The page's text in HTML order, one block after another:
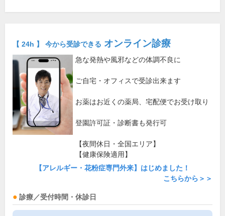
【 24h 】 今から受診できる オンライン診療
急な発熱や風邪などの体調不良に
ご自宅・オフィスで受診出来ます
お薬はお近くの薬局、宅配便でお受け取り
登園許可証・診断書も発行可
【夜間休日・全国エリア】
【健康保険適用】
【アレルギー・花粉症専門外来】はじめました！
こちらから＞＞
診療／受付時間・休診日